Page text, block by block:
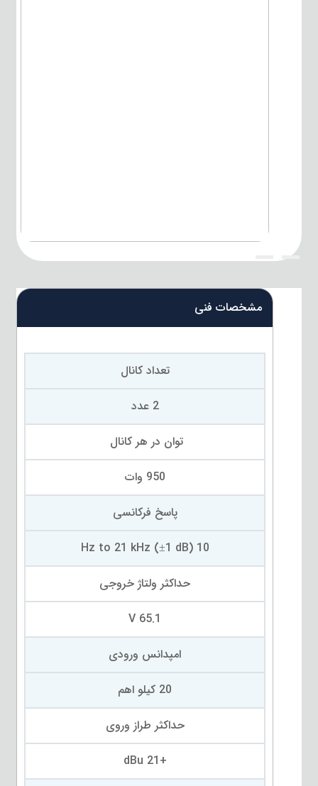
{title}
{title}
مشخصات فنی
تعداد کانال
2 عدد
توان در هر کانال
950 وات
پاسخ فرکانسی
10 Hz to 21 kHz (±1 dB)
حداکثر ولتاژ خروجی
65.1 V
امپدانس ورودی
20 کیلو اهم
حداکثر طراز وروی
+21 dBu